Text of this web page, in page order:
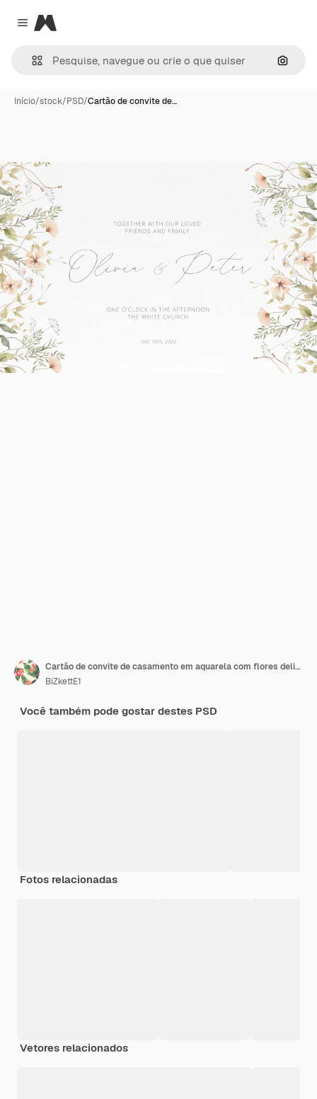
Close menu
Magnific
Início/stock/PSD/Cartão de convite de…
Cartão de convite de casamento em aquarela com flores delicadas
BiZkettE1
Você também pode gostar destes PSD
Fotos relacionadas
Vetores relacionados